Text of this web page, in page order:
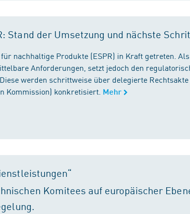
Stand der Umsetzung und nächste
nachhaltige Produkte (ESPR) in Kraft getreten. Als
Anforderungen, setzt jedoch den
werden schrittweise über delegierte
Kommission) konkretisiert. Mehr
Komitees auf europäischer